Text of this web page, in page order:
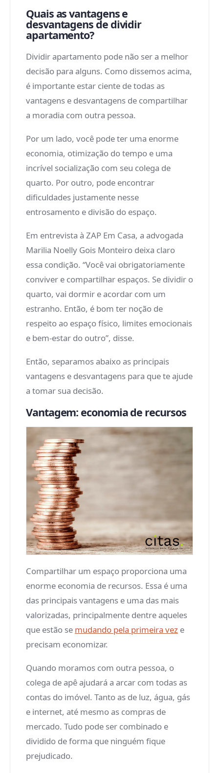
Quais as vantagens e
desvantagens de dividir
apartamento?
Dividir apartamento pode não ser a melhor
decisão para alguns. Como dissemos acima,
é importante estar ciente de todas as
vantagens e desvantagens de compartilhar
a moradia com outra pessoa.
Por um lado, você pode ter uma enorme
economia, otimização do tempo e uma
incrível socialização com seu colega de
quarto. Por outro, pode encontrar
dificuldades justamente nesse
entrosamento e divisão do espaço.
Em entrevista à ZAP Em Casa, a advogada
Marilia Noelly Gois Monteiro deixa claro
essa condição. “Você vai obrigatoriamente
conviver e compartilhar espaços. Se dividir o
quarto, vai dormir e acordar com um
estranho. Então, é bom ter noção de
respeito ao espaço físico, limites emocionais
e bem-estar do outro”, disse.
Então, separamos abaixo as principais
vantagens e desvantagens para que te ajude
a tomar sua decisão.
Vantagem: economia de recursos
Compartilhar um espaço proporciona uma
enorme economia de recursos. Essa é uma
das principais vantagens e uma das mais
valorizadas, principalmente dentre aqueles
que estão se mudando pela primeira vez e
precisam economizar.
Quando moramos com outra pessoa, o
colega de apê ajudará a arcar com todas as
contas do imóvel. Tanto as de luz, água, gás
e internet, até mesmo as compras de
mercado. Tudo pode ser combinado e
dividido de forma que ninguém fique
prejudicado.